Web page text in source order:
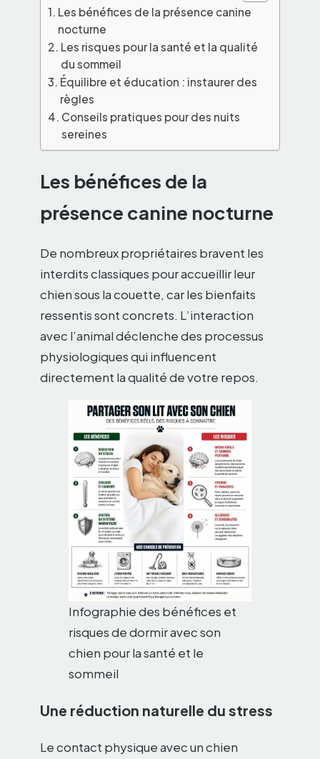
Les bénéfices de la présence canine
nocturne
Les risques pour la santé et la qualité
du sommeil
Équilibre et éducation : instaurer des
règles
Conseils pratiques pour des nuits
sereines
Les bénéfices de la
présence canine nocturne
De nombreux propriétaires bravent les
interdits classiques pour accueillir leur
chien sous la couette, car les bienfaits
ressentis sont concrets. L’interaction
avec l’animal déclenche des processus
physiologiques qui influencent
directement la qualité de votre repos.
Infographie des bénéfices et
risques de dormir avec son
chien pour la santé et le
sommeil
Une réduction naturelle du stress
Le contact physique avec un chien